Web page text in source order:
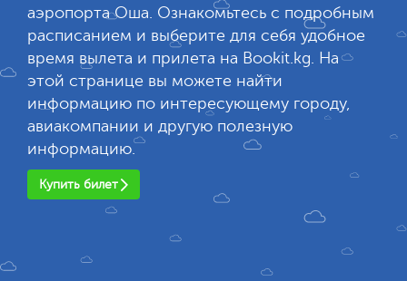
аэропорта Оша. Ознакомьтесь с подробным
расписанием и выберите для себя удобное
время вылета и прилета на Bookit.kg. На
этой странице вы можете найти
информацию по интересующему городу,
авиакомпании и другую полезную
информацию.
Купить билет